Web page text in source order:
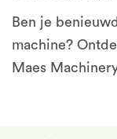
Ben je
machine?
Maes